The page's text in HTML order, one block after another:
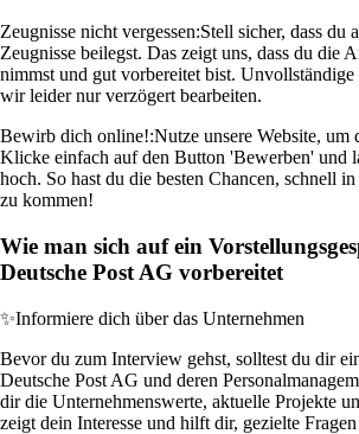
Zeugnisse nicht vergessen:Stell sicher, dass du
Zeugnisse beilegst. Das zeigt uns, dass du die
nimmst und gut vorbereitet bist.
wir leider nur verzögert bearbeiten.
Bewirb dich online!:Nutze unsere Website, um
Klicke einfach auf den Button 'Bewerben' und
hoch. So hast du die besten Chancen, schnell
zu kommen!
Wie man sich auf ein
Deutsche Post AG vorbereitet
✨Informiere dich über das Unternehmen
Bevor du zum Interview gehst, solltest du dir
Deutsche Post AG und deren
dir die Unternehmenswerte, aktuelle Projekte
zeigt dein Interesse und hilft dir, gezielte